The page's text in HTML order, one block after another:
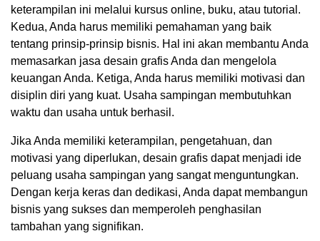
keterampilan ini melalui kursus online, buku, atau tutorial.
Kedua, Anda harus memiliki pemahaman yang baik
tentang prinsip-prinsip bisnis. Hal ini akan membantu Anda
memasarkan jasa desain grafis Anda dan mengelola
keuangan Anda. Ketiga, Anda harus memiliki motivasi dan
disiplin diri yang kuat. Usaha sampingan membutuhkan
waktu dan usaha untuk berhasil.
Jika Anda memiliki keterampilan, pengetahuan, dan
motivasi yang diperlukan, desain grafis dapat menjadi ide
peluang usaha sampingan yang sangat menguntungkan.
Dengan kerja keras dan dedikasi, Anda dapat membangun
bisnis yang sukses dan memperoleh penghasilan
tambahan yang signifikan.